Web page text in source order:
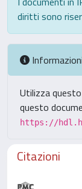
diritti sono
Informazioni
Utilizza
questo
https://
Citazioni